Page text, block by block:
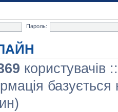
Пароль:
користувачів
базується